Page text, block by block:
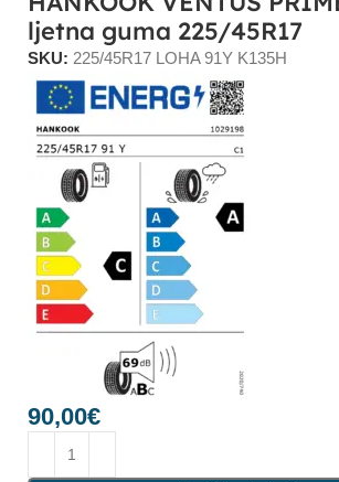
ljetna guma 225/45R17
SKU: 225/45R17 LOHA 91Y K135H
90,00€